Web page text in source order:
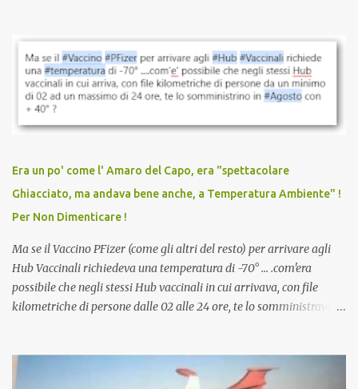
vaccinazione. Non avevamo mai sentito parlare di ricompense,
sconti, incentivi per vaccinarsi. Non avevamo mai visto
discriminazioni per coloro che non l’hanno fatto. Se non sei stato
vaccinato, nessuno aveva prima cercato di farti sentire una
persona cattiva. Non avevamo mai visto un vaccino che minacci le
vaccino usato per minacciare i mezzi di sussistenza, il lavoro o la
scuola. Non avevamo mai visto un vaccino che permettesse a un
dodicenne di ignorare il consenso dei genitori. Dopo tutti i vaccini
che abbiamo elencato sopra...
Era un po' come l' Amaro del Capo, era "spettacolare
Ghiacciato, ma andava bene anche, a Temperatura Ambiente" !
Per Non Dimenticare !
Ma se il Vaccino PFizer (come gli altri del resto) per arrivare agli
Hub Vaccinali richiedeva una temperatura di -70° ... .com'era
possibile che negli stessi Hub vaccinali in cui arrivava, con file
kilometriche di persone dalle 02 alle 24 ore, te lo somministravano
Vaccino come: l' Amaro del Capo, era "spettacolare Ghiacciato, ma
andava bene anche, a Temperatura Ambiente"! Riproponiamo